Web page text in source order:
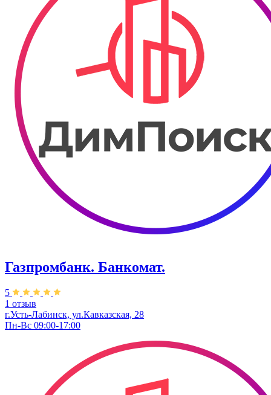
Газпромбанк. Банкомат.
5
1 отзыв
г.Усть-Лабинск, ул.Кавказская, 28
Пн-Вс 09:00-17:00